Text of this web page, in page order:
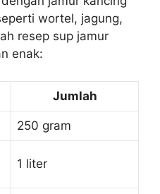
wortel, jagung,
resep sup jamur
enak:
Jumlah
250 gram
1 liter